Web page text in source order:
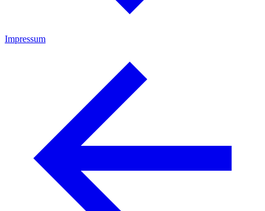
Impressum